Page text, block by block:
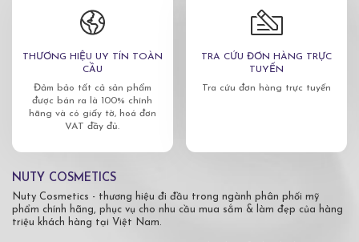
THƯƠNG HIỆU UY TÍN TOÀN
CẦU
Đảm bảo tất cả sản phẩm
được bán ra là 100% chính
hãng và có giấy tờ, hoá đơn
VAT đầy đủ.
TRA CỨU ĐƠN HÀNG TRỰC
TUYẾN
Tra cứu đơn hàng trực tuyến
NUTY COSMETICS
Nuty Cosmetics - thương hiệu đi đầu trong ngành phân phối mỹ
phẩm chính hãng, phục vụ cho nhu cầu mua sắm & làm đẹp của hàng
triệu khách hàng tại Việt Nam.